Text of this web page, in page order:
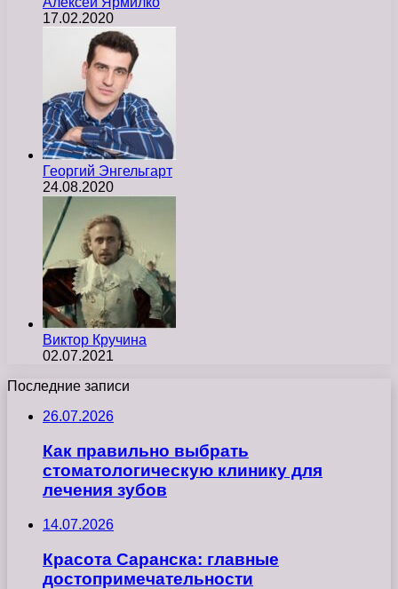
17.02.2020
Георгий Энгельгарт
24.08.2020
Виктор Кручина
02.07.2021
Последние записи
26.07.2026
Как правильно выбрать
стоматологическую клинику для
лечения зубов
14.07.2026
Красота Саранска: главные
достопримечательности